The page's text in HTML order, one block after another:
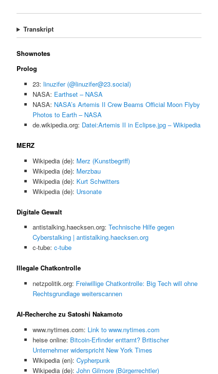
Transkript
Shownotes
Prolog
23: linuzifer (@linuzifer@23.social)
NASA: Earthset – NASA
NASA: NASA’s Artemis II Crew Beams Official Moon Flyby
Photos to Earth – NASA
de.wikipedia.org: Datei:Artemis II in Eclipse.jpg – Wikipedia
MERZ
Wikipedia (de): Merz (Kunstbegriff)
Wikipedia (de): Merzbau
Wikipedia (de): Kurt Schwitters
Wikipedia (de): Ursonate
Digitale Gewalt
antistalking.haecksen.org: Technische Hilfe gegen
Cyberstalking | antistalking.haecksen.org
c-tube: c-tube
Illegale Chatkontrolle
netzpolitik.org: Freiwillige Chatkontrolle: Big Tech will ohne
Rechtsgrundlage weiterscannen
AI-Recherche zu Satoshi Nakamoto
www.nytimes.com: Link to www.nytimes.com
heise online: Bitcoin-Erfinder enttarnt? Britischer
Unternehmer widerspricht New York Times
Wikipedia (en): Cypherpunk
Wikipedia (de): John Gilmore (Bürgerrechtler)